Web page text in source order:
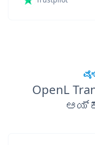
OpenL
ಆಯ್ಕೆ